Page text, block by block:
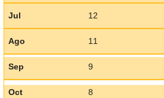
Jul 12
Ago 11
Sep 9
Oct 8